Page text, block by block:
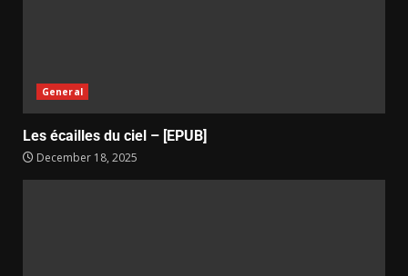
General
Les écailles du ciel – [EPUB]
December 18, 2025